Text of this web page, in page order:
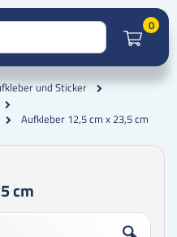
0
und Sticker
Aufkleber 12,5 cm x 23,5 cm
cm